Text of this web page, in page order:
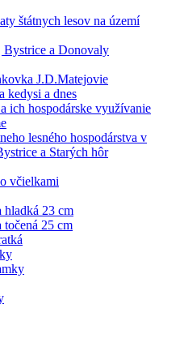
štátnych lesov na území
Bystrice a Donovaly
J.D.Matejovie
kedysi a dnes
ich hospodárske využívanie
lesného hospodárstva v
a Starých hôr
včielkami
hladká 23 cm
točená 25 cm